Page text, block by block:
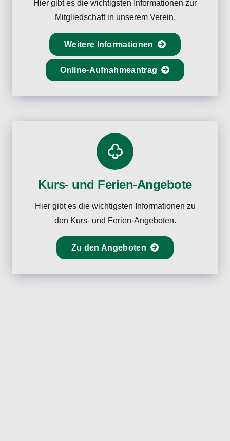
Hier gibt es die wichtigsten Informationen zur
Mitgliedschaft in unserem Verein.
Weitere Informationen
Online-Aufnahmeantrag
Kurs- und Ferien-Angebote
Hier gibt es die wichtigsten Informationen zu
den Kurs- und Ferien-Angeboten.
Zu den Angeboten